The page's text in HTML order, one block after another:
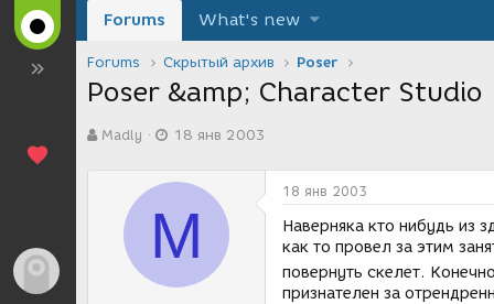
Forums What's new
Forums Скрытый архив Poser
Poser &amp; Character Studio
в
Madly
а
а
з
д
18 янв 2003
M
18 янв 2003
Наверняка кто нибудь из
как то провел за этим
повернуть скелет.
признателен за